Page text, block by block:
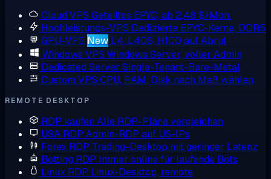
Cloud VPS Geteiltes EPYC, ab 2,48 $/Mon.
Hochleistungs-VPS Dedizierte EPYC-Kerne, DDR5
GPU-VPS New L4, L40S, H100 auf Abruf
Windows VPS Windows Server, voller Admin
Dedicated Server Single-Tenant-Bare-Metal
Custom VPS CPU, RAM, Disk nach Maß wählen
REMOTE DESKTOP
RDP kaufen Alle RDP-Pläne vergleichen
USA RDP Admin-RDP auf US-IPs
Forex RDP Trading-Desktop mit geringer Latenz
Botting RDP Immer online für laufende Bots
Linux RDP Linux-Desktop, remote